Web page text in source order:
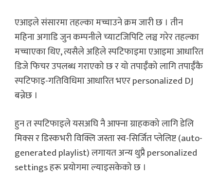
एआइले संसारमा तहल्का मच्चाउने क्रम जारी छ । तीन
महिना अगाडि जुन कम्पनीले च्याटजिपिटि लञ्च गरेर तहल्का
मच्चाएका थिए, त्यसैले अहिले स्पटिफाइमा एआइमा आधारित
डिजे फिचर उपलब्ध गराएको छ र यो तपाईँको लागि तपाईँकै
स्पटिफाइ-गतिविधिमा आधारित भएर personalized DJ
बन्नेछ ।
हुन त स्पटिफाइले यसअघि नै आफ्ना ग्राहकको लागि डेलि
मिक्स र डिस्कभरी विक्लि जस्ता स्व-सिर्जित प्लेलिष्ट (auto-
generated playlist) लगायत अन्य थुप्रै personalized
settings हरू प्रयोगमा ल्याइसकेको छ ।